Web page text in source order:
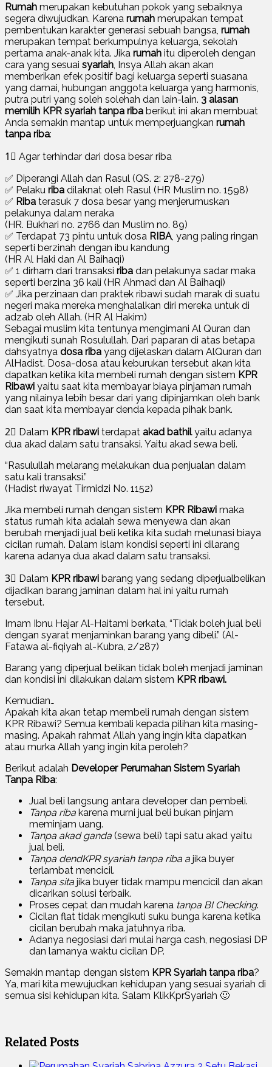
Rumah merupakan kebutuhan pokok yang sebaiknya
segera diwujudkan. Karena rumah merupakan tempat
pembentukan karakter generasi sebuah bangsa, rumah
merupakan tempat berkumpulnya keluarga, sekolah
pertama anak-anak kita. Jika rumah itu diperoleh dengan
cara yang sesuai syariah, Insya Allah akan akan
memberikan efek positif bagi keluarga seperti suasana
yang damai, hubungan anggota keluarga yang harmonis,
putra putri yang soleh solehah dan lain-lain. 3 alasan
memilih KPR syariah tanpa riba berikut ini akan membuat
Anda semakin mantap untuk memperjuangkan rumah
tanpa riba:
1⃣ Agar terhindar dari dosa besar riba
✅ Diperangi Allah dan Rasul (QS. 2: 278-279)
✅ Pelaku riba dilaknat oleh Rasul (HR Muslim no. 1598)
✅ Riba terasuk 7 dosa besar yang menjerumuskan
pelakunya dalam neraka
(HR. Bukhari no. 2766 dan Muslim no. 89)
✅ Terdapat 73 pintu untuk dosa RIBA, yang paling ringan
seperti berzinah dengan ibu kandung
(HR Al Haki dan Al Baihaqi)
✅ 1 dirham dari transaksi riba dan pelakunya sadar maka
seperti berzina 36 kali (HR Ahmad dan Al Baihaqi)
✅ Jika perzinaan dan praktek ribawi sudah marak di suatu
negeri maka mereka menghalalkan diri mereka untuk di
adzab oleh Allah. (HR Al Hakim)
Sebagai muslim kita tentunya mengimani Al Quran dan
mengikuti sunah Rosulullah. Dari paparan di atas betapa
dahsyatnya dosa riba yang dijelaskan dalam AlQuran dan
AlHadist. Dosa-dosa atau keburukan tersebut akan kita
dapatkan ketika kita membeli rumah dengan sistem KPR
Ribawi yaitu saat kita membayar biaya pinjaman rumah
yang nilainya lebih besar dari yang dipinjamkan oleh bank
dan saat kita membayar denda kepada pihak bank.
2⃣ Dalam KPR ribawi terdapat akad bathilyaitu adanya
dua akad dalam satu transaksi. Yaitu akad sewa beli.
“Rasulullah melarang melakukan dua penjualan dalam
satu kali transaksi.”
(Hadist riwayat Tirmidzi No. 1152)
Jika membeli rumah dengan sistem KPR Ribawi maka
status rumah kita adalah sewa menyewa dan akan
berubah menjadi jual beli ketika kita sudah melunasi biaya
cicilan rumah. Dalam islam kondisi seperti ini dilarang
karena adanya dua akad dalam satu transaksi.
3⃣ Dalam KPR ribawi barang yang sedang diperjualbelikan
dijadikan barang jaminan dalam hal ini yaitu rumah
tersebut.
Imam Ibnu Hajar Al-Haitami berkata, “Tidak boleh jual beli
dengan syarat menjaminkan barang yang dibeli.” (Al-
Fatawa al-fiqiyah al-Kubra, 2/287)
Barang yang diperjual belikan tidak boleh menjadi jaminan
dan kondisi ini dilakukan dalam sistem KPR ribawi.
Kemudian…
Apakah kita akan tetap membeli rumah dengan sistem
KPR Ribawi? Semua kembali kepada pilihan kita masing-
masing. Apakah rahmat Allah yang ingin kita dapatkan
atau murka Allah yang ingin kita peroleh?
Berikut adalah Developer Perumahan Sistem Syariah
Tanpa Riba:
Jual beli langsung antara developer dan pembeli.
Tanpa riba karena murni jual beli bukan pinjam
meminjam uang.
Tanpa akad ganda (sewa beli) tapi satu akad yaitu
jual beli.
Tanpa dendKPR syariah tanpa riba a jika buyer
terlambat mencicil.
Tanpa sita jika buyer tidak mampu mencicil dan akan
dicarikan solusi terbaik.
Proses cepat dan mudah karena tanpa BI Checking.
Cicilan flat tidak mengikuti suku bunga karena ketika
cicilan berubah maka jatuhnya riba.
Adanya negosiasi dari mulai harga cash, negosiasi DP
dan lamanya waktu cicilan DP.
Semakin mantap dengan sistem KPR Syariah tanpa riba?
Ya, mari kita mewujudkan kehidupan yang sesuai syariah di
semua sisi kehidupan kita. Salam KlikKprSyariah 🙂
Related Posts